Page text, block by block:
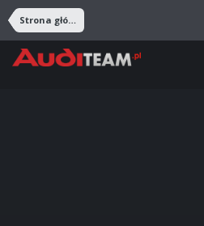
Strona główna